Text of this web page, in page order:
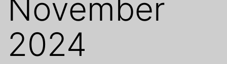
November
2024